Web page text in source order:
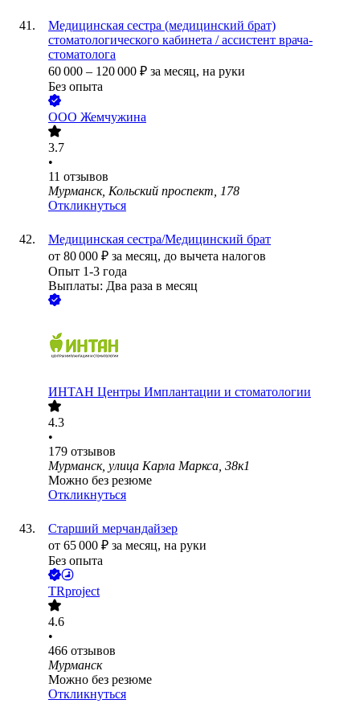
Медицинская сестра (медицинский брат)
стоматологического кабинета / ассистент врача-
стоматолога
60 000 – 120 000 ₽ за месяц, на руки
Без опыта
ООО Жемчужина
3.7
•
11 отзывов
Мурманск, Кольский проспект, 178
Откликнуться
Медицинская сестра/Медицинский брат
от 80 000 ₽ за месяц, до вычета налогов
Опыт 1-3 года
Выплаты: Два раза в месяц
ИНТАН Центры Имплантации и стоматологии
4.3
•
179 отзывов
Мурманск, улица Карла Маркса, 38к1
Можно без резюме
Откликнуться
Старший мерчандайзер
от 65 000 ₽ за месяц, на руки
Без опыта
TRproject
4.6
•
466 отзывов
Мурманск
Можно без резюме
Откликнуться